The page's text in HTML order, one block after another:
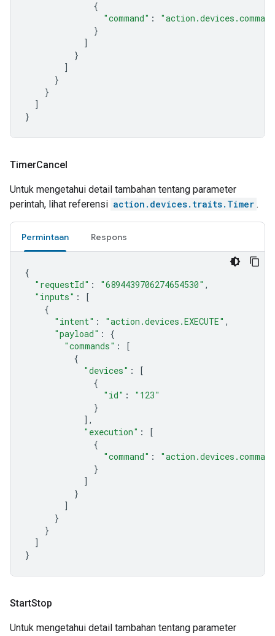
{
"command" :
}
]
}
]
}
}
]
}
TimerCancel
Untuk mengetahui detail tambahan tentang parameter
perintah, lihat referensi action.devices.traits.Timer .
Permintaan Respons
{
"requestId" : "6894439706274654530" ,
"inputs" :
[
{
"intent" : "action.devices.EXECUTE" ,
"payload" :
{
"commands" :
[
{
"devices" :
[
{
"id" :
"123"
}
],
"execution" :
[
{
"command" :
}
]
}
]
}
}
]
}
StartStop
Untuk mengetahui detail tambahan tentang parameter